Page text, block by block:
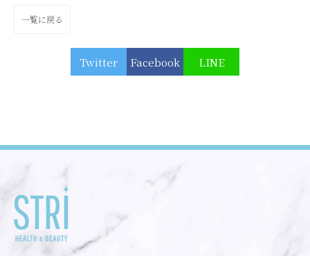
一覧に戻る
Twitter Facebook LINE